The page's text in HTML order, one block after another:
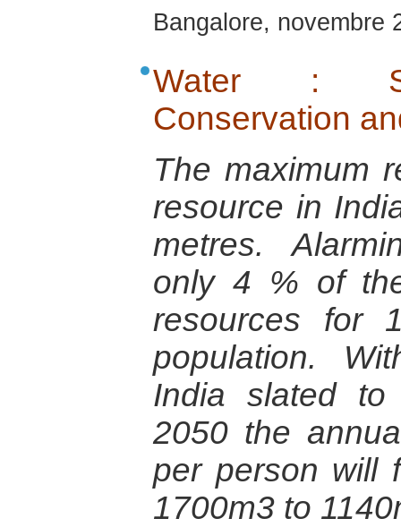
Bangalore, novembre
Water :
Conservation
The maximum
resource in
metres.
only 4 % of
resources for
population.
India slated
2050 the
per person will
1700m3 to